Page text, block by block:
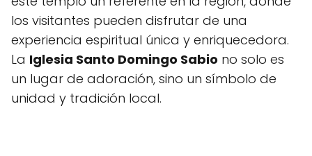
los visitantes pueden disfrutar de una
experiencia espiritual única y enriquecedora.
La Iglesia Santo Domingo Sabio no solo es
un lugar de adoración, sino un símbolo de
unidad y tradición local.